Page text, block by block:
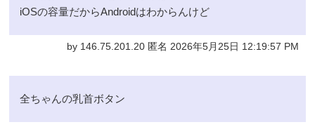
iOSの容量だからAndroidはわからんけど
by 146.75.201.20 匿名 2026年5月25日 12:19:57 PM
全ちゃんの乳首ボタン